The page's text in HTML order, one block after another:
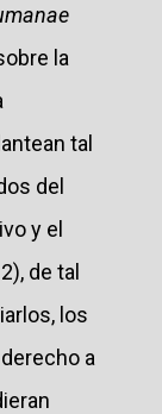
la
tal
del
y el
de tal
los
a